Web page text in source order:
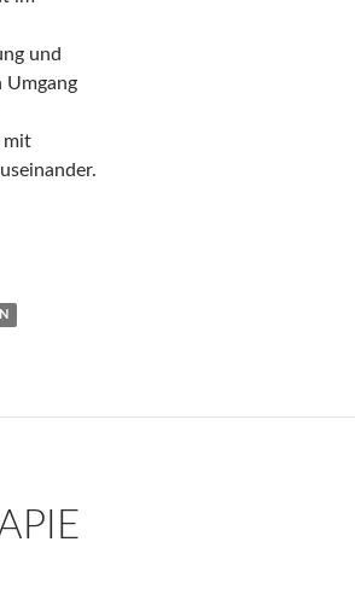
und
Umgang
mit
Stefan Rogge und Susanne Schoppmann